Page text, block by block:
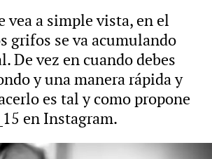
vea a simple vista, en el
grifos se va acumulando
De vez en cuando debes
y una manera rápida y
es tal y como propone
en Instagram.